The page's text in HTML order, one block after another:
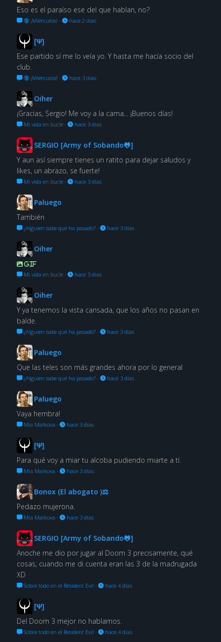
Eso es el paraíso ese del que hablan, no?
🔞 ¡Miérculos! · hace 2 días
[Ψ]
Ese partido sí me lo veía yo. Y hasta me hacía socio del
club.
🔞 ¡Miérculos! · hace 3 días
Oiher
¡Gracias, Sergio! Me voy a la cama... ¡Buenos días!
Mi vida en bucle· hace 3 días
SERGIO [Army of Sobando🐸]
Y aun así siempre tienes un ratito para dejar saludos y
likes, un abrazo, se fuerte!
Mi vida en bucle· hace 3 días
Paluego
También
¿Alguien sabe qué ha pasado?· hace 3 días
Oiher
GIF
Mi vida en bucle· hace 3 días
Oiher
Y ya tenemos la vista cansada, que los años no pasan en
balde.
¿Alguien sabe qué ha pasado?· hace 3 días
Paluego
Que las teles son más grandes ahora por lo general
¿Alguien sabe qué ha pasado?· hace 3 días
Paluego
Vaya hembra!
Mia Malkova · hace 3 días
[Ψ]
Para qué voy a miar tu alcoba pudiendo miarte a tí.
Mia Malkova · hace 3 días
Bonox (El abogato )⚖
Pedazo mujerona.
Mia Malkova · hace 3 días
SERGIO [Army of Sobando🐸]
Anoche me dio por jugar al Doom 3 precisamente, qué
cosas, cuando me di cuenta eran las 3 de la madrugada
XD
Sobre todo en el Resident Evil · hace 4 días
[Ψ]
Del Doom 3 mejor no hablamos.
Sobre todo en el Resident Evil · hace 4 días